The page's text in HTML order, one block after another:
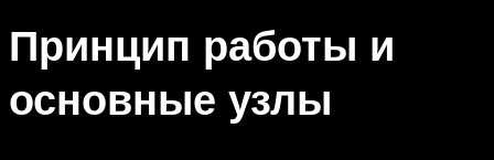
Принцип работы и
основные узлы